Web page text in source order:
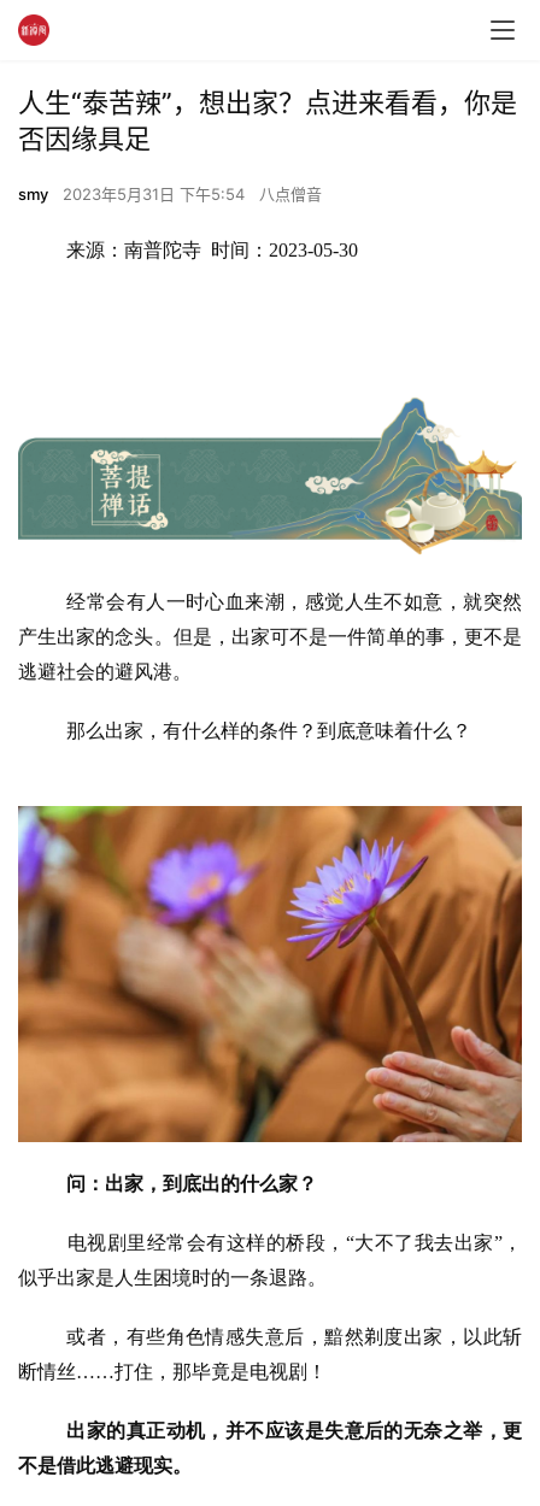
人生“泰苦辣”，想出家？点进来看看，你是
否因缘具足
smy 2023年5月31日 下午5:54 八点僧音
来源：南普陀寺  时间：2023-05-30
经常会有人一时心血来潮，感觉人生不如意，就突然
产生出家的念头。但是，出家可不是一件简单的事，更不是
逃避社会的避风港。
那么出家，有什么样的条件？到底意味着什么？
问：出家，到底出的什么家？
电视剧里经常会有这样的桥段， “大不了我去出家”，
似乎出家是人生困境时的一条退路。
或者，有些角色情感失意后，黯然剃度出家，以此斩
断情丝……打住，那毕竟是电视剧！
出家的真正动机，并不应该是失意后的无奈之举，更
不是借此逃避现实。